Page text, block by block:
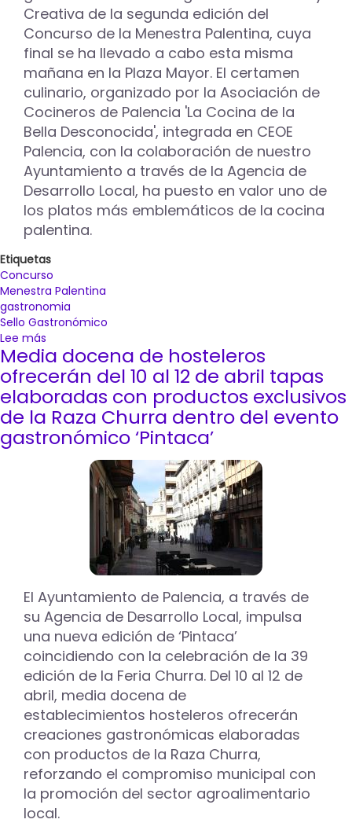
de
caracoles
de
La
Romería
de
San
Marcos
Creativa de la segunda edición del
Concurso de la Menestra Palentina, cuya
final se ha llevado a cabo esta misma
mañana en la Plaza Mayor. El certamen
culinario, organizado por la Asociación de
Cocineros de Palencia 'La Cocina de la
Bella Desconocida', integrada en CEOE
Palencia, con la colaboración de nuestro
Ayuntamiento a través de la Agencia de
Desarrollo Local, ha puesto en valor uno de
los platos más emblemáticos de la cocina
palentina.
Etiquetas
Concurso
Menestra Palentina
gastronomia
Sello Gastronómico
Lee más
Canela
en
Rama
y
La
Traserilla
ganan
segunda
Menestra
Palentina
Media docena de hosteleros
ofrecerán del 10 al 12 de abril tapas
elaboradas con productos exclusivos
de la Raza Churra dentro del evento
gastronómico ‘Pintaca’
El Ayuntamiento de Palencia, a través de
su Agencia de Desarrollo Local, impulsa
una nueva edición de ‘Pintaca’
coincidiendo con la celebración de la 39
edición de la Feria Churra. Del 10 al 12 de
abril, media docena de
establecimientos hosteleros ofrecerán
creaciones gastronómicas elaboradas
con productos de la Raza Churra,
reforzando el compromiso municipal con
la promoción del sector agroalimentario
local.